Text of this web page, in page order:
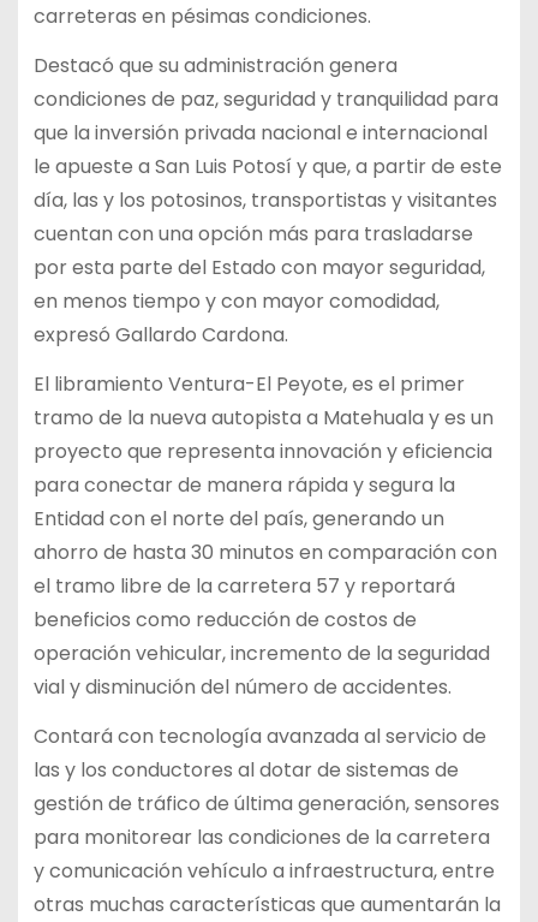
carreteras en pésimas condiciones.
Destacó que su administración genera
condiciones de paz, seguridad y tranquilidad para
que la inversión privada nacional e internacional
le apueste a San Luis Potosí y que, a partir de este
día, las y los potosinos, transportistas y visitantes
cuentan con una opción más para trasladarse
por esta parte del Estado con mayor seguridad,
en menos tiempo y con mayor comodidad,
expresó Gallardo Cardona.
El libramiento Ventura-El Peyote, es el primer
tramo de la nueva autopista a Matehuala y es un
proyecto que representa innovación y eficiencia
para conectar de manera rápida y segura la
Entidad con el norte del país, generando un
ahorro de hasta 30 minutos en comparación con
el tramo libre de la carretera 57 y reportará
beneficios como reducción de costos de
operación vehicular, incremento de la seguridad
vial y disminución del número de accidentes.
Contará con tecnología avanzada al servicio de
las y los conductores al dotar de sistemas de
gestión de tráfico de última generación, sensores
para monitorear las condiciones de la carretera
y comunicación vehículo a infraestructura, entre
otras muchas características que aumentarán la